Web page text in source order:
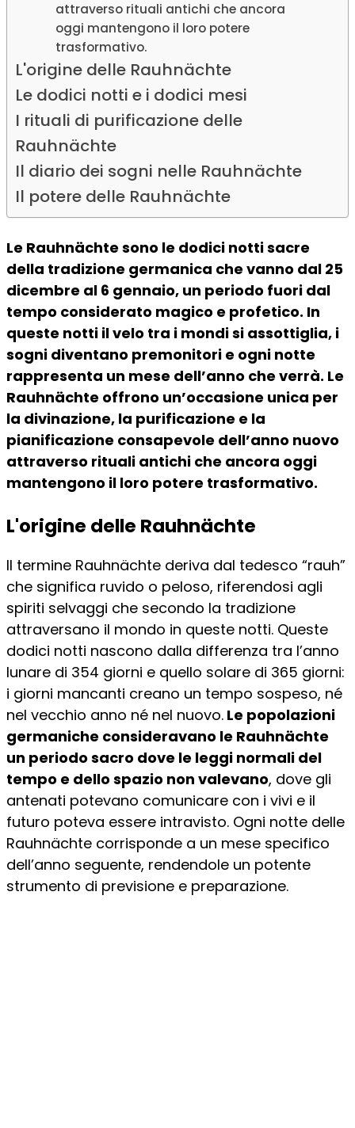
attraverso rituali antichi che ancora
oggi mantengono il loro potere
trasformativo.
L'origine delle Rauhnächte
Le dodici notti e i dodici mesi
I rituali di purificazione delle
Rauhnächte
Il diario dei sogni nelle Rauhnächte
Il potere delle Rauhnächte
Le Rauhnächte sono le dodici notti sacre
della tradizione germanica che vanno dal 25
dicembre al 6 gennaio, un periodo fuori dal
tempo considerato magico e profetico. In
queste notti il velo tra i mondi si assottiglia, i
sogni diventano premonitori e ogni notte
rappresenta un mese dell’anno che verrà. Le
Rauhnächte offrono un’occasione unica per
la divinazione, la purificazione e la
pianificazione consapevole dell’anno nuovo
attraverso rituali antichi che ancora oggi
mantengono il loro potere trasformativo.
L'origine delle Rauhnächte
Il termine Rauhnächte deriva dal tedesco “rauh”
che significa ruvido o peloso, riferendosi agli
spiriti selvaggi che secondo la tradizione
attraversano il mondo in queste notti. Queste
dodici notti nascono dalla differenza tra l’anno
lunare di 354 giorni e quello solare di 365 giorni:
i giorni mancanti creano un tempo sospeso, né
nel vecchio anno né nel nuovo. Le popolazioni
germaniche consideravano le Rauhnächte
un periodo sacro dove le leggi normali del
tempo e dello spazio non valevano, dove gli
antenati potevano comunicare con i vivi e il
futuro poteva essere intravisto. Ogni notte delle
Rauhnächte corrisponde a un mese specifico
dell’anno seguente, rendendole un potente
strumento di previsione e preparazione.